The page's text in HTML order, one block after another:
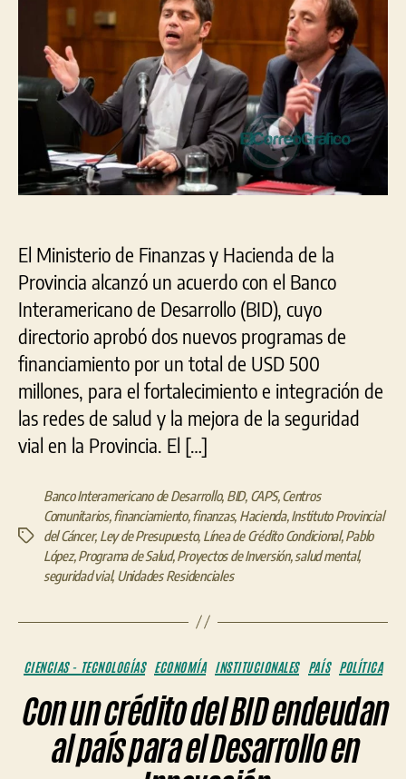
y
El Ministerio de Finanzas y Hacienda de la
Provincia alcanzó un acuerdo con el Banco
Interamericano de Desarrollo (BID), cuyo
directorio aprobó dos nuevos programas de
financiamiento por un total de USD 500
millones, para el fortalecimiento e integración de
las redes de salud y la mejora de la seguridad
vial en la Provincia. El […]
Etiquetas
Banco Interamericano de Desarrollo, BID, CAPS,Centros
Comunitarios,financiamiento,finanzas, Hacienda,Instituto Provincial
del Cáncer, Ley de Presupuesto, Línea de Crédito Condicional,Pablo
López,Programa de Salud,Proyectos de Inversión,salud mental,
seguridad vial,Unidades Residenciales
Categorías
CIENCIAS - TECNOLOGÍAS ECONOMÍA INSTITUCIONALES PAÍS POLÍTICA
Con un crédito del BID endeudan
al país para el Desarrollo en